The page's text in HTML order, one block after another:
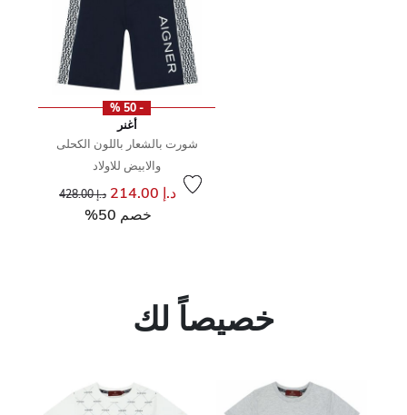
- 50 %
أغنر
شورت بالشعار باللون الكحلى
والابيض للاولاد
د.إ 214.00 سعر مخفض مند.إ 428.00
خصم 50%
خصيصاً لك